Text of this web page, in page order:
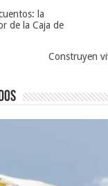
la
de la Caja de
Construyen